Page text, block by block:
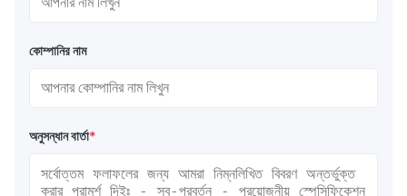
কোম্পানির নাম
অনুসন্ধান বার্তা*